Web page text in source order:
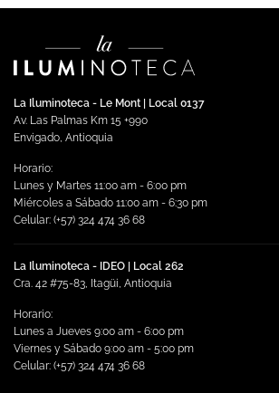
La Iluminoteca - Le Mont | Local 0137
Av. Las Palmas Km 15 +990
Envigado, Antioquia
Horario:
Lunes y Martes 11:00 am - 6:00 pm
Miércoles a Sábado 11:00 am - 6:30 pm
Celular: (+57) 324 474 36 68
La Iluminoteca - IDEO | Local 262
Cra. 42 #75-83, Itagüi, Antioquia
Horario:
Lunes a Jueves 9:00 am - 6:00 pm
Viernes y Sábado 9:00 am - 5:00 pm
Celular: (+57) 324 474 36 68